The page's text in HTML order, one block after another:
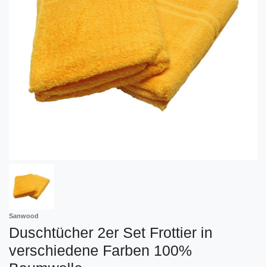
Sanwood
Duschtücher 2er Set Frottier in
verschiedene Farben 100%